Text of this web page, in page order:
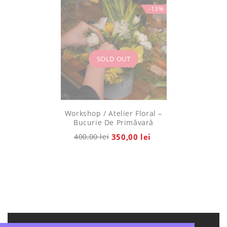
SOLD OUT
-13%
Workshop / Atelier Floral –
Bucurie De Primăvară
400,00lei 350,00 lei